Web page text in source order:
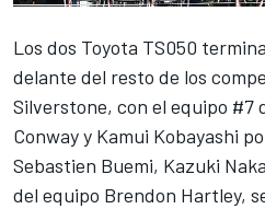
Los dos Toyota TS050
delante del resto de los
Silverstone, con el equipo #7
Conway y Kamui Kobayashi
Sebastien Buemi, Kazuki
del equipo Brendon Hartley,